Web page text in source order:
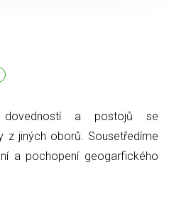
dovedností a postojů se
z jiných oborů. Sousetředíme
a pochopení geogarfického